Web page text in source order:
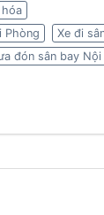
Phòng
Xe đi
đón sân bay Nội